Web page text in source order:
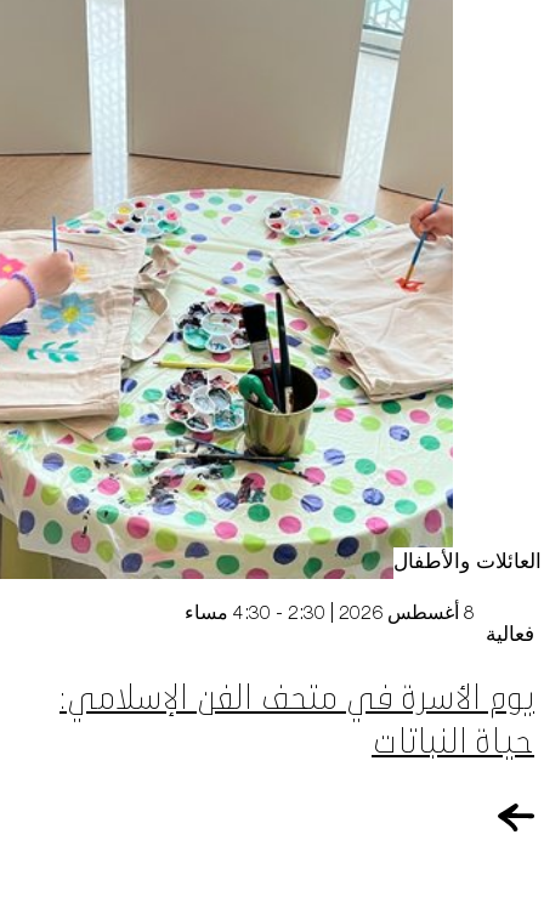
العائلات والأطفال
فعالية
يوم الأسرة في متحف الفن الإسلامي:
حياة النباتات
8 أغسطس 2026 | 2:30 - 4:30 مساء